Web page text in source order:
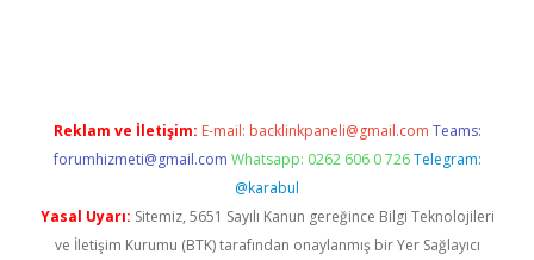
Reklam ve İletişim: E-mail: backlinkpaneli@gmail.com Teams:
forumhizmeti@gmail.com Whatsapp: 0262 606 0 726 Telegram:
@karabul
Yasal Uyarı: Sitemiz, 5651 Sayılı Kanun gereğince Bilgi Teknolojileri
ve İletişim Kurumu (BTK) tarafından onaylanmış bir Yer Sağlayıcı